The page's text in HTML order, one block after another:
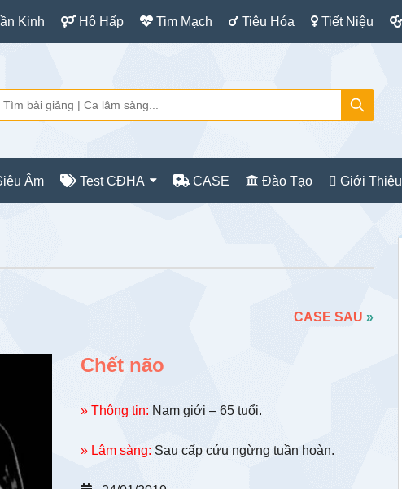
Kinh Hô Hấp Tim Mạch Tiêu Hóa Tiết Niệu
Âm Test CĐHA CASE Đào Tạo Giới Thiệu
CASE SAU »
Chết não
» Thông tin: Nam giới – 65 tuổi.
» Lâm sàng: Sau cấp cứu ngừng tuần hoàn.